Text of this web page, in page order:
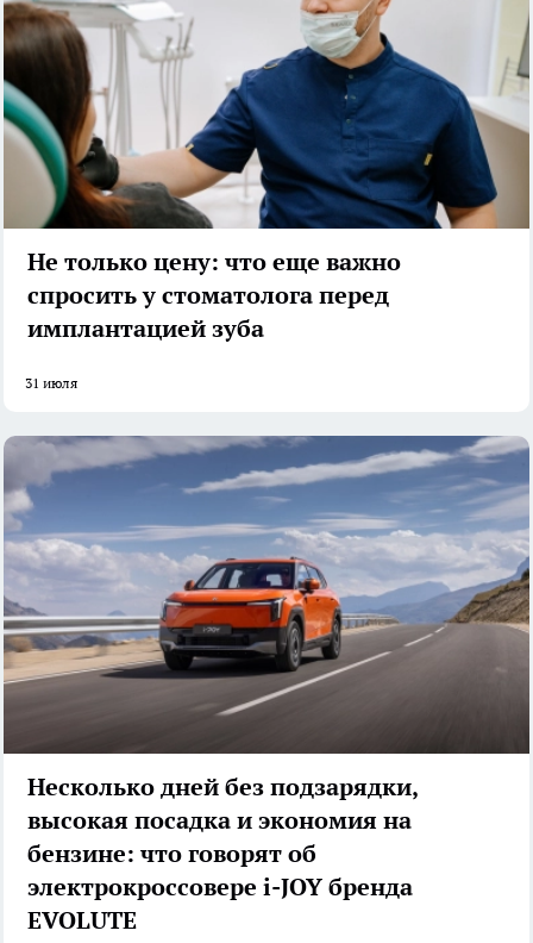
Не только цену: что еще важно
спросить у стоматолога перед
имплантацией зуба
31 июля
Несколько дней без подзарядки,
высокая посадка и экономия на
бензине: что говорят об
электрокроссовере i-JOY бренда
EVOLUTE